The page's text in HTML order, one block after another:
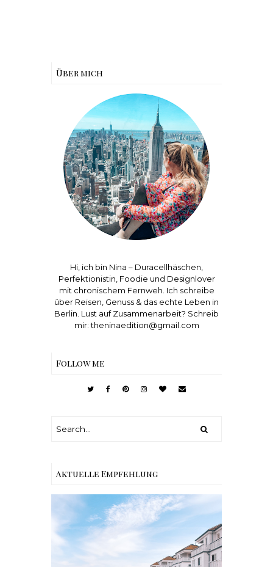
Über mich
Hi, ich bin Nina – Duracellhäschen,
Perfektionistin, Foodie und Designlover
mit chronischem Fernweh. Ich schreibe
über Reisen, Genuss & das echte Leben in
Berlin. Lust auf Zusammenarbeit? Schreib
mir: theninaedition@gmail.com
Follow me
Aktuelle Empfehlung
Reisen - Schleiregion